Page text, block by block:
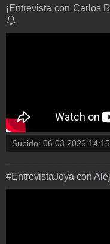
¡Entrevista con Carlos
Subido: 06.03.2026
#EntrevistaJoya con